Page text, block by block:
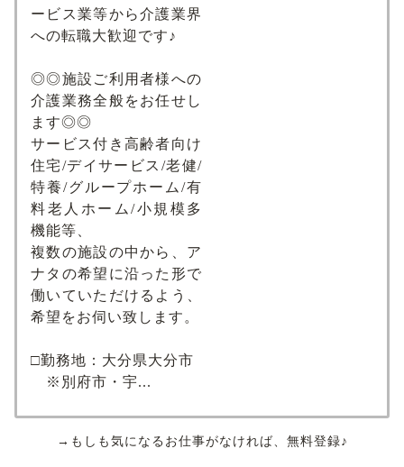
ービス業等から介護業界
への転職大歓迎です♪
◎◎施設ご利用者様への
介護業務全般をお任せし
ます◎◎
サービス付き高齢者向け
住宅/デイサービス/老健/
特養/グループホーム/有
料老人ホーム/小規模多
機能等、
複数の施設の中から、ア
ナタの希望に沿った形で
働いていただけるよう、
希望をお伺い致します。
□勤務地：大分県大分市
※別府市・宇...
→もしも気になるお仕事がなければ、無料登録♪